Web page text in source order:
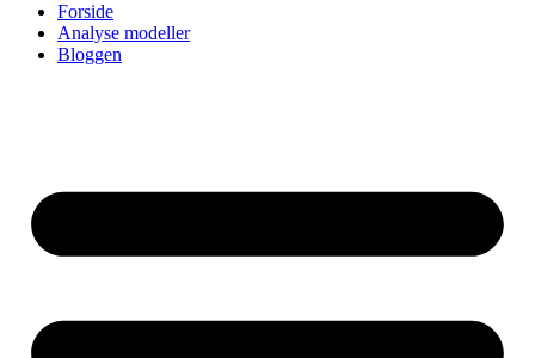
Forside
Analyse modeller
Bloggen